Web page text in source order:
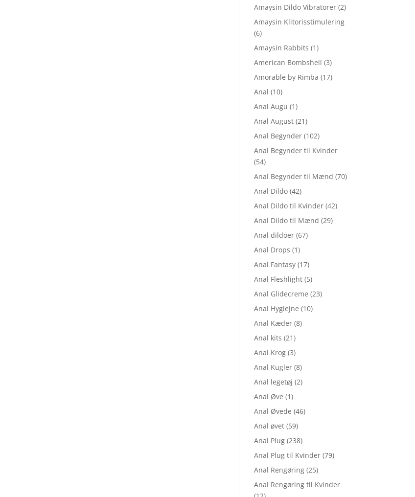
Amaysin Dildo Vibratorer (2)
Amaysin Klitorisstimulering
(6)
Amaysin Rabbits (1)
American Bombshell (3)
Amorable by Rimba (17)
Anal (10)
Anal Augu (1)
Anal August (21)
Anal Begynder (102)
Anal Begynder til Kvinder
(54)
Anal Begynder til Mænd (70)
Anal Dildo (42)
Anal Dildo til Kvinder (42)
Anal Dildo til Mænd (29)
Anal dildoer (67)
Anal Drops (1)
Anal Fantasy (17)
Anal Fleshlight (5)
Anal Glidecreme (23)
Anal Hygiejne (10)
Anal Kæder (8)
Anal kits (21)
Anal Krog (3)
Anal Kugler (8)
Anal legetøj (2)
Anal Øve (1)
Anal Øvede (46)
Anal øvet (59)
Anal Plug (238)
Anal Plug til Kvinder (79)
Anal Rengøring (25)
Anal Rengøring til Kvinder